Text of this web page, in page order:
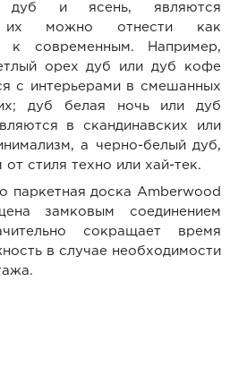
дуб и ясень, являются
их можно отнести как
к современным. Например,
орех дуб или дуб кофе
с интерьерами в смешанных
дуб белая ночь или дуб
в скандинавских или
а черно-белый дуб,
стиля техно или хай-тек.
доска Amberwood
замковым соединением
сокращает время
в случае необходимости